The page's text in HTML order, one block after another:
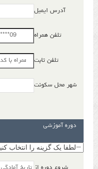
آدرس ایمیل
تلفن همراه
تلفن ثابت
شهر محل سکونت
دوره آموزشی